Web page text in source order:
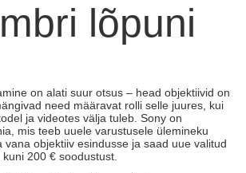
lõpuni
on alati suur otsus – head objektiivid on
need määravat rolli selle juures, kui
ja videotes välja tuleb. Sony on
mis teeb uuele varustusele ülemineku
vana objektiiv esindusse ja saad uue valitud
200 € soodustust.